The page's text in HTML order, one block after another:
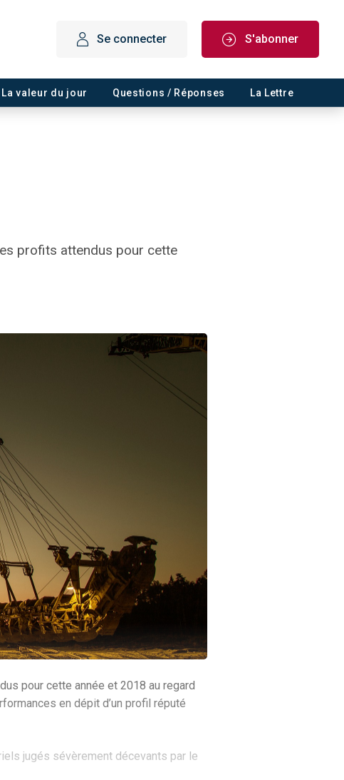
Se connecter S'abonner
La valeur du jour Questions / Réponses La Lettre
profits attendus pour cette
pour cette année et 2018 au regard
en dépit d’un profil réputé
jugés sévèrement décevants par le